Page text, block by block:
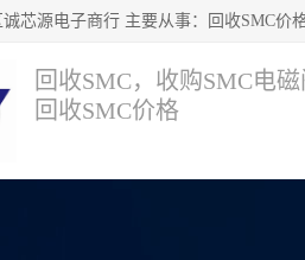
回收SMC，收购SMC电
回收SMC价格